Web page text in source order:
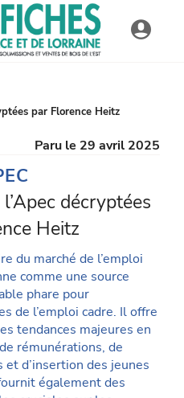
d'Alsace et de Lorraine
par Florence Heitz
Paru le 29 avril 2025
décryptées
Heitz
du marché de l’emploi
comme une source
phare pour
de l’emploi cadre. Il offre
tendances majeures en
rémunérations, de
d’insertion des jeunes
également des